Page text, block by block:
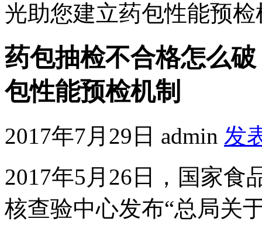
光助您建立药包性能预检
药包抽检不合格怎么
包性能预检机制
2017年7月29日 admin 发
2017年5月26日，国家食
核查验中心发布“总局关